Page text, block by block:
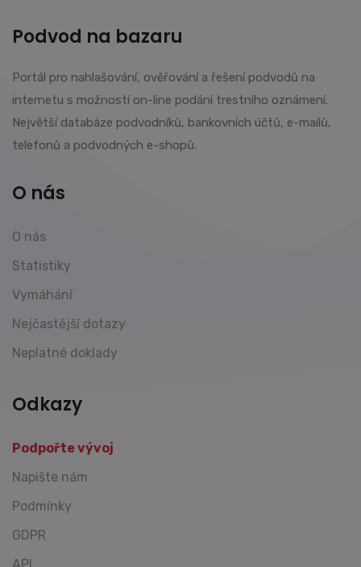
Podvod na bazaru
Portál pro nahlašování, ověřování a řešení podvodů na
internetu s možností on-line podání trestního oznámení.
Největší databáze podvodníků, bankovních účtů, e-mailů,
telefonů a podvodných e-shopů.
O nás
O nás
Statistiky
Vymáhání
Nejčastější dotazy
Neplatné doklady
Odkazy
Podpořte vývoj
Napište nám
Podmínky
GDPR